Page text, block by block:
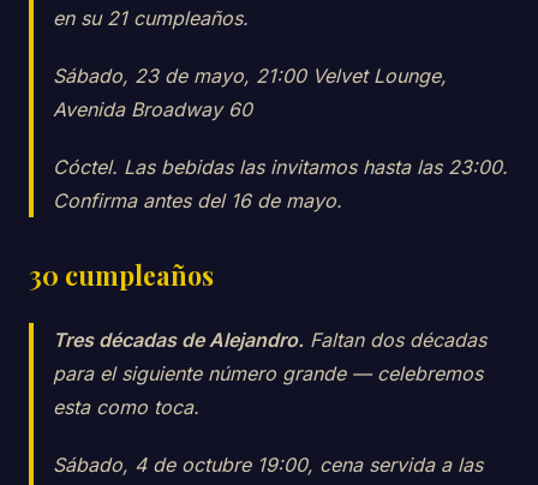
en su 21 cumpleaños.
Sábado, 23 de mayo, 21:00 Velvet Lounge,
Avenida Broadway 60
Cóctel. Las bebidas las invitamos hasta las 23:00.
Confirma antes del 16 de mayo.
30 cumpleaños
Tres décadas de Alejandro. Faltan dos décadas
para el siguiente número grande — celebremos
esta como toca.
Sábado, 4 de octubre 19:00, cena servida a las